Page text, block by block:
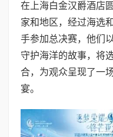
在上海白金汉爵酒店
家和地区，经过海选
手参加总决赛，他们
守护海洋的故事，将
合，为观众呈现了一
宴。